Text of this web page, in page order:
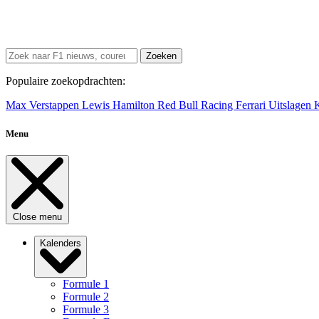
Zoeken
Populaire zoekopdrachten:
Max Verstappen Lewis Hamilton Red Bull Racing Ferrari Uitslagen
Menu
Close menu
Kalenders
Formule 1
Formule 2
Formule 3